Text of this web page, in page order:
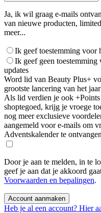
Ja, ik wil graag e-mails
van nieuwe producten,
meer...
Ik geef toestemming voor
Ik geef geen
updates
Word lid van Beauty Plus+
grootste lancering van het
Als lid verdien je ook
shoptegoed, krijg je vroege
nog meer exclusieve
aangemeld voor e-mails om
Adventskalender te
Door je aan te melden, in te
geef je aan dat je akkoord
Voorwaarden en bepalingen.
Account aanmaken
Heb je al een account? Hier